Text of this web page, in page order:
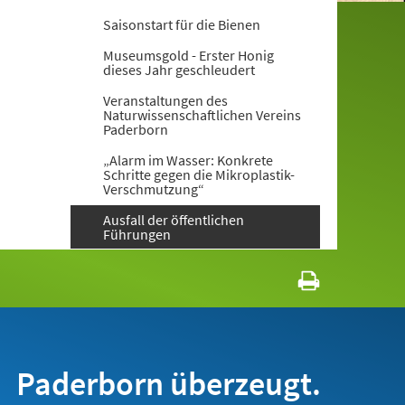
Saisonstart für die Bienen
Museumsgold - Erster Honig
dieses Jahr geschleudert
Veranstaltungen des
Naturwissenschaftlichen Vereins
Paderborn
„Alarm im Wasser: Konkrete
Schritte gegen die Mikroplastik-
Verschmutzung“
Ausfall der öffentlichen
Führungen
Paderborn überzeugt.